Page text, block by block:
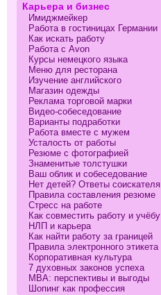
Карьера и бизнес
Имиджмейкер
Работа в гостиницах Германии
Как искать работу
Работа с Avon
Курсы немецкого языка
Меню для ресторана
Изучение английского
Магазин одежды
Реклама торговой марки
Видео-собеседование
Варианты подработки
Работа вместе с мужем
Усталость от работы
Резюме с фотографией
Знаменитые толстушки
Ваш облик и собеседование
Нет детей? Ответы соискателя
Правила составления резюме
Стресс на работе
Как совместить работу и учёбу
НЛП и карьера
Как найти работу за границей
Правила электронного этикета
Корпоративная культура
7 духовных законов успеха
МВА: перспективы и выгоды
Шопинг как профессия